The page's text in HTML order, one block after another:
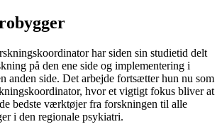
har siden sin studietid delt
på den ene side og implementering i
anden side. Det arbejde fortsætter hun nu som
hvor et vigtigt fokus bliver at
bedste værktøjer fra forskningen til alle
i den regionale psykiatri.